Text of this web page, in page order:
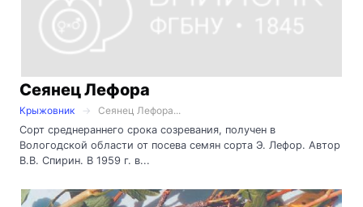
Сеянец Лефора
Крыжовник
Сеянец Лефора...
Сорт среднераннего срока созревания, получен в
Вологодской области от посева семян сорта Э. Лефор. Автор
В.В. Спирин. В 1959 г. в...